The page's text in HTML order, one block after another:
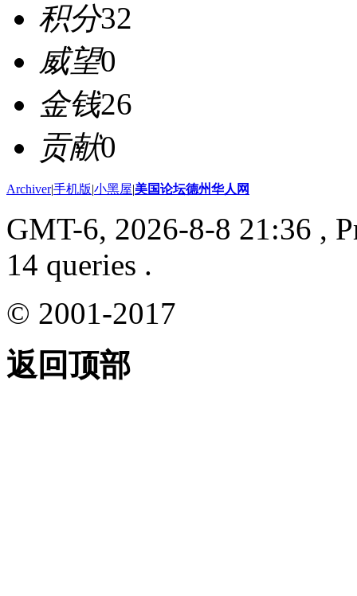
积分32
威望0
金钱26
贡献0
Archiver|手机版|小黑屋|美国论坛德州华人网
GMT-6, 2026-8-8 21:36 ,
14 queries .
© 2001-2017
返回顶部